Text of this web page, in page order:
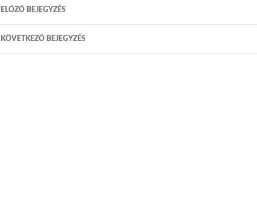
Bejegyzés navigáció
ELŐZŐ BEJEGYZÉS
KÖVETKEZŐ BEJEGYZÉS